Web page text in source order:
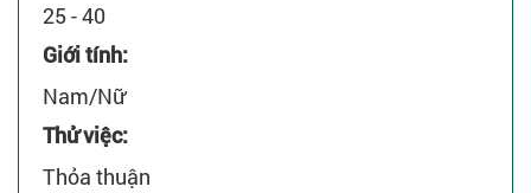
25 - 40
Giới tính:
Nam/Nữ
Thử việc:
Thỏa thuận